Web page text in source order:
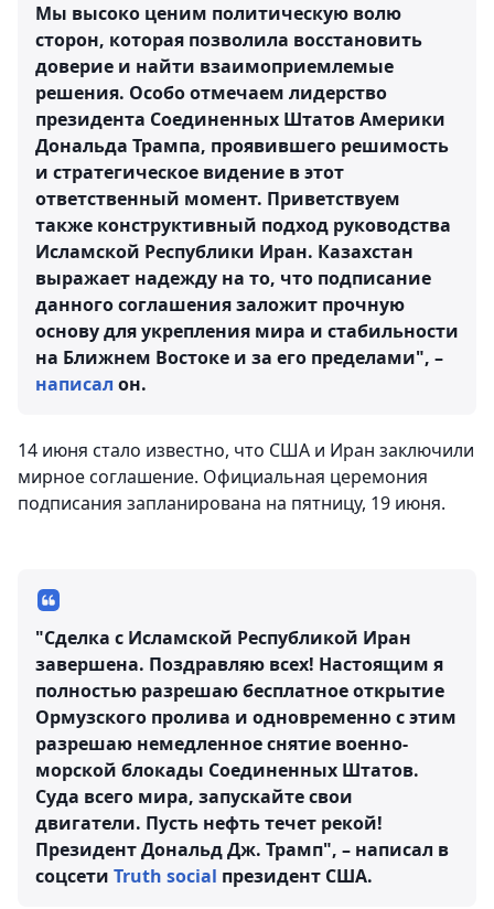
Мы высоко ценим политическую волю
сторон, которая позволила восстановить
доверие и найти взаимоприемлемые
решения. Особо отмечаем лидерство
президента Соединенных Штатов Америки
Дональда Трампа, проявившего решимость
и стратегическое видение в этот
ответственный момент. Приветствуем
также конструктивный подход руководства
Исламской Республики Иран. Казахстан
выражает надежду на то, что подписание
данного соглашения заложит прочную
основу для укрепления мира и стабильности
на Ближнем Востоке и за его пределами", –
написал он.
14 июня стало известно, что США и Иран заключили
мирное соглашение. Официальная церемония
подписания запланирована на пятницу, 19 июня.
"Сделка с Исламской Республикой Иран
завершена. Поздравляю всех! Настоящим я
полностью разрешаю бесплатное открытие
Ормузского пролива и одновременно с этим
разрешаю немедленное снятие военно-
морской блокады Соединенных Штатов.
Суда всего мира, запускайте свои
двигатели. Пусть нефть течет рекой!
Президент Дональд Дж. Трамп", – написал в
соцсети Truth social президент США.